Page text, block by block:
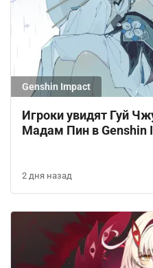
Genshin Impact
Игроки увидят Гуй
Мадам Пин в Genshin
2 дня назад